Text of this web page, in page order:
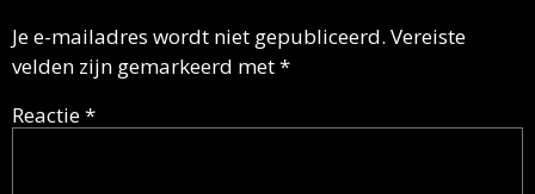
Je e-mailadres wordt niet gepubliceerd. Vereiste
velden zijn gemarkeerd met*
Reactie*